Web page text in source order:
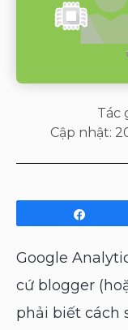
Tác
Cập nhật:
Google
cứ blogger
phải biết cách